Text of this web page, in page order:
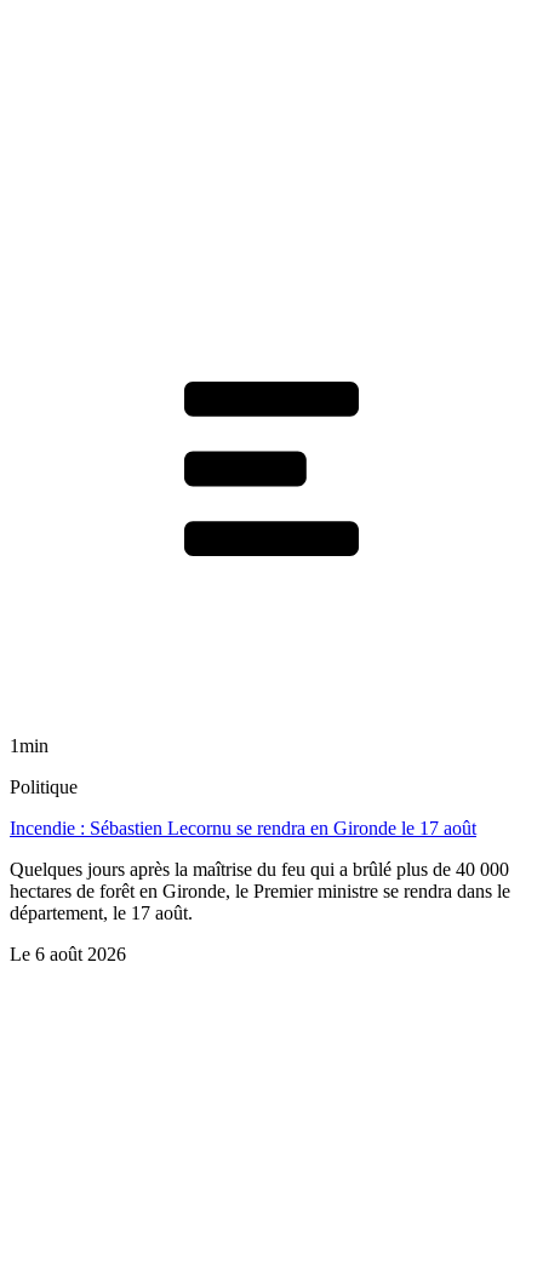
1min
Politique
Incendie : Sébastien Lecornu se rendra en Gironde le 17 août
Quelques jours après la maîtrise du feu qui a brûlé plus de 40 000
hectares de forêt en Gironde, le Premier ministre se rendra dans le
département, le 17 août.
Le 6 août 2026